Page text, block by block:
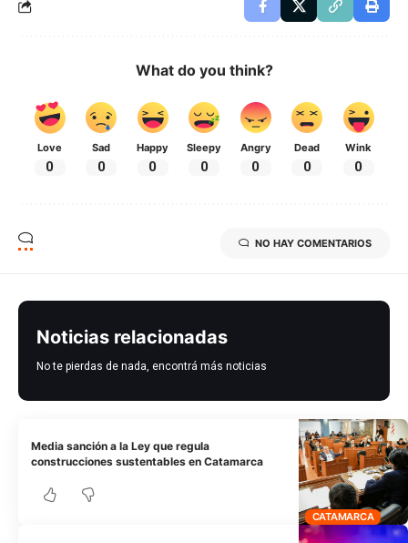
What do you think?
Love
0
Sad
0
Happy
0
Sleepy
0
Angry
0
Dead
0
Wink
0
NO HAY COMENTARIOS
Noticias relacionadas
No te pierdas de nada, encontrá más noticias
CATAMARCA
Media sanción a la Ley que regula
construcciones sustentables en Catamarca